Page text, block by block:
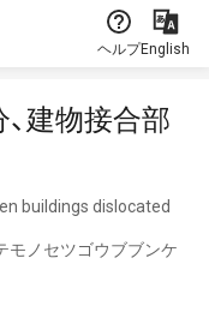
ヘルプEnglish
建物接合部
buildings dislocated
モノセツゴウブブンケ